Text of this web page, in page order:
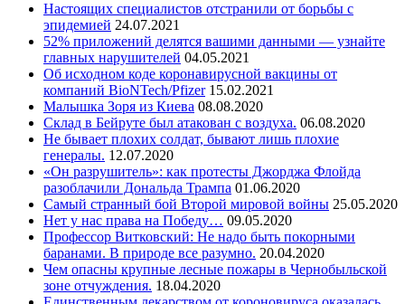
Настоящих специалистов отстранили от борьбы с
эпидемией 24.07.2021
52% приложений делятся вашими данными — узнайте
главных нарушителей 04.05.2021
Об исходном коде коронавирусной вакцины от
компаний BioNTech/Pfizer 15.02.2021
Малышка Зоря из Киева 08.08.2020
Склад в Бейруте был атакован с воздуха. 06.08.2020
Не бывает плохих солдат, бывают лишь плохие
генералы. 12.07.2020
«Он разрушитель»: как протесты Джорджа Флойда
разоблачили Дональда Трампа 01.06.2020
Самый странный бой Второй мировой войны 25.05.2020
Нет у нас права на Победу… 09.05.2020
Профессор Витковский: Не надо быть покорными
баранами. В природе все разумно. 20.04.2020
Чем опасны крупные лесные пожары в Чернобыльской
зоне отчуждения. 18.04.2020